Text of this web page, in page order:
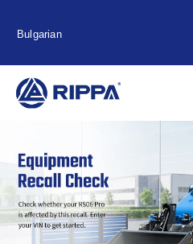
Bulgarian